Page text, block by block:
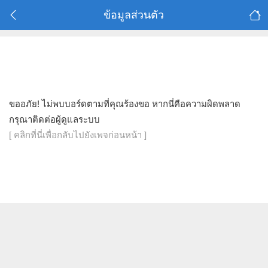
ข้อมูลส่วนตัว
ขออภัย! ไม่พบบอร์ดตามที่คุณร้องขอ หากนี่คือความผิดพลาด
กรุณาติดต่อผู้ดูแลระบบ
[ คลิกที่นี่เพื่อกลับไปยังเพจก่อนหน้า ]